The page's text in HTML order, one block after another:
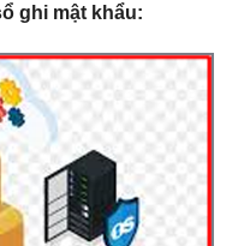
ghi mật khẩu: